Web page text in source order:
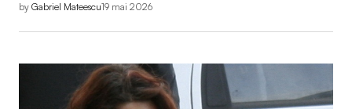
by Gabriel Mateescu19 mai 2026